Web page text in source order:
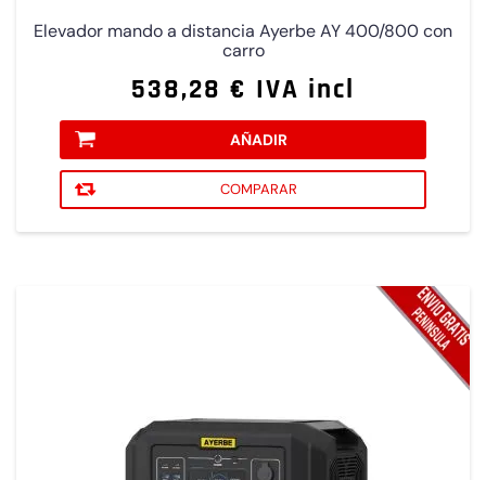
Elevador mando a distancia Ayerbe AY 400/800 con
carro
538,28 € IVA incl
AÑADIR
COMPARAR